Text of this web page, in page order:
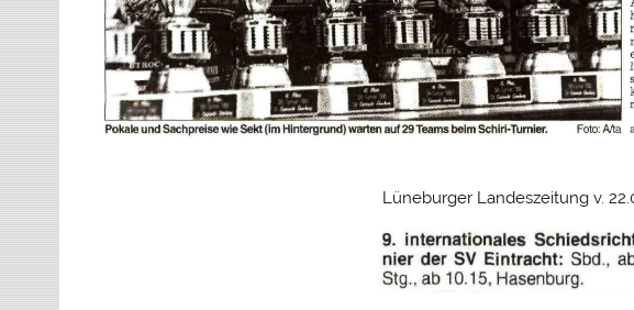
Lüneburger Landeszeitung v.